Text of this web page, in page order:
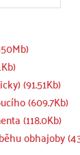
(91.51Kb)
(609.7Kb)
(118.0Kb)
obhajoby